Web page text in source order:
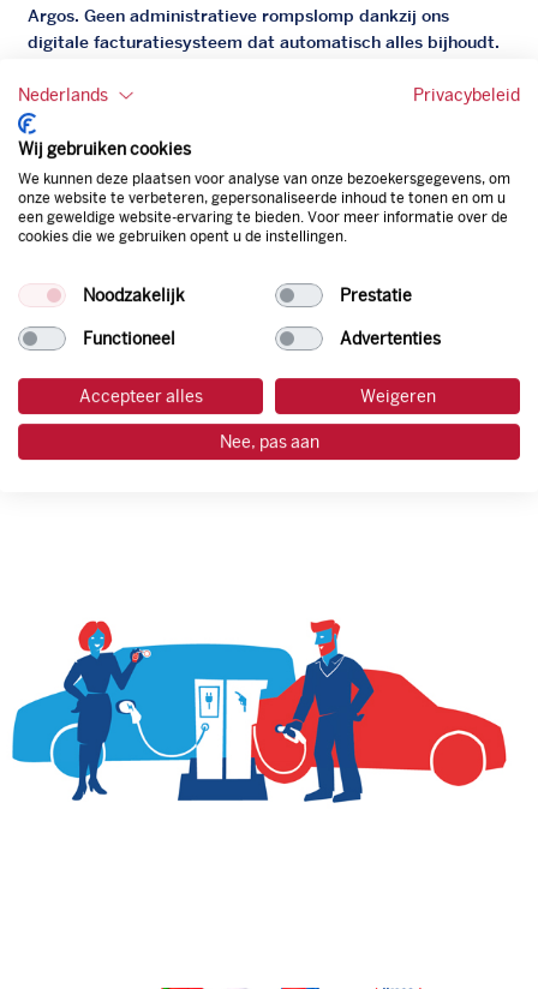
Argos. Geen administratieve rompslomp dankzij ons
digitale facturatiesysteem dat automatisch alles bijhoudt.
Onze tankpas is super flexibel, zo geniet je van het gemak
van een flexibele limiet, zit je niet vast aan een contract en
bepaal je zelf of er wel of geen andere producten dan
brandstof mee betaalt kunnen worden.
Bovendien profiteer je altijd van een gegarandeerde
natuurlijk de prijs aan de pomp. Zo ben je altijd verzekerd
van de laagste prijs.
tankpas aanvragen
laadpas aanvragen
Nederlands Privacybeleid
Wij gebruiken cookies
We kunnen deze plaatsen voor analyse van onze bezoekersgegevens, om
onze website te verbeteren, gepersonaliseerde inhoud te tonen en om u
een geweldige website-ervaring te bieden. Voor meer informatie over de
cookies die we gebruiken opent u de instellingen.
Noodzakelijk Prestatie
Functioneel Advertenties
Accepteer alles Weigeren
Nee, pas aan